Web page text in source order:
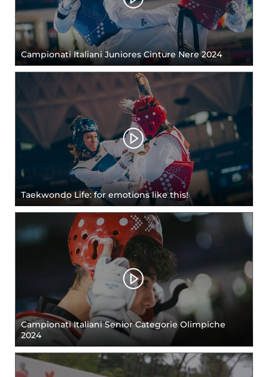
Campionati Italiani Juniores Cinture Nere 2024
Taekwondo Life: for emotions like this!
Campionati Italiani Senior Categorie Olimpiche
2024